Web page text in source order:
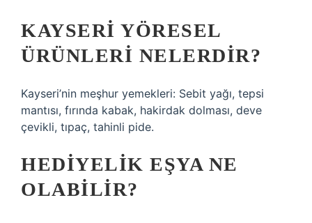
KAYSERI YÖRESEL
ÜRÜNLERI NELERDIR?
Kayseri’nin meşhur yemekleri: Sebit yağı, tepsi
mantısı, fırında kabak, hakirdak dolması, deve
çevikli, tıpaç, tahinli pide.
HEDIYELIK EŞYA NE
OLABILIR?